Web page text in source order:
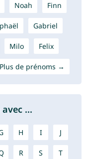
Noah Finn
Gabriel
Milo Felix
Plus de prénoms →
...
H I J
R S T